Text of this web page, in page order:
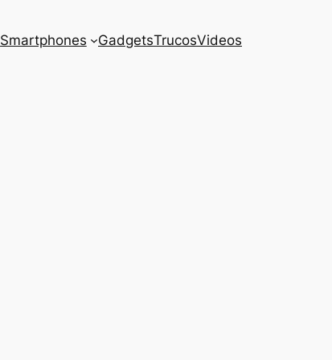
Smartphones GadgetsTrucosVideos